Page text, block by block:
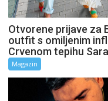
Otvorene prijave za
outfit s omiljenim
Crvenom tepihu
Magazin